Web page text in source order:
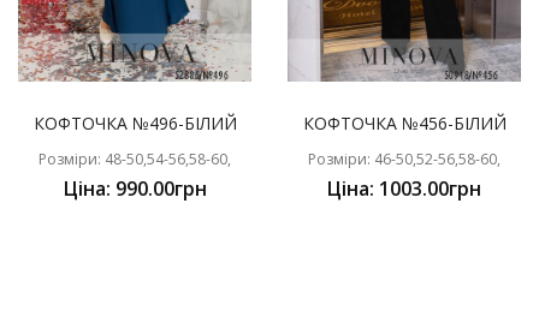
КОФТОЧКА №496-БІЛИЙ
Розміри: 48-50,54-56,58-60,
Ціна: 990.00грн
КОФТОЧКА №456-БІЛИЙ
Розміри: 46-50,52-56,58-60,
Ціна: 1003.00грн